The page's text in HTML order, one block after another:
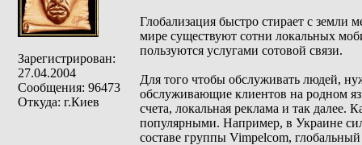
Зарегистрирован:
27.04.2004
Сообщения: 96473
Откуда: г.Киев
Глобализация быстро стирает с
мире существуют сотни локальных
пользуются услугами сотовой связи.
Для того чтобы обслуживать людей,
обслуживающие клиентов на родном
счета, локальная реклама и так далее.
популярными. Например, в Украине
составе группы Vimpelcom,